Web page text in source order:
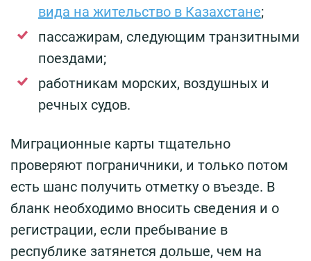
вида на жительство в Казахстане;
пассажирам, следующим транзитными
поездами;
работникам морских, воздушных и
речных судов.
Миграционные карты тщательно
проверяют пограничники, и только потом
есть шанс получить отметку о въезде. В
бланк необходимо вносить сведения и о
регистрации, если пребывание в
республике затянется дольше, чем на